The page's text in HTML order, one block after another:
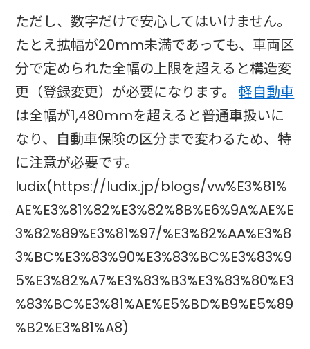
ただし、数字だけで安心してはいけません。
たとえ拡幅が20mm未満であっても、車両区
分で定められた全幅の上限を超えると構造変
更（登録変更）が必要になります。軽自動車
は全幅が1,480mmを超えると普通車扱いに
なり、自動車保険の区分まで変わるため、特
に注意が必要です。
ludix(https://ludix.jp/blogs/vw%E3%81%
AE%E3%81%82%E3%82%8B%E6%9A%AE%E
3%82%89%E3%81%97/%E3%82%AA%E3%8
3%BC%E3%83%90%E3%83%BC%E3%83%9
5%E3%82%A7%E3%83%B3%E3%83%80%E3
%83%BC%E3%81%AE%E5%BD%B9%E5%89
%B2%E3%81%A8)